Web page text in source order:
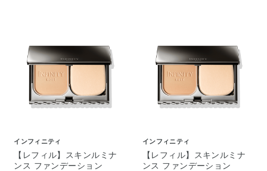
インフィニティ
【レフィル】スキンルミナ
ンス ファンデーション
インフィニティ
【レフィル】スキンルミナ
ンス ファンデーション